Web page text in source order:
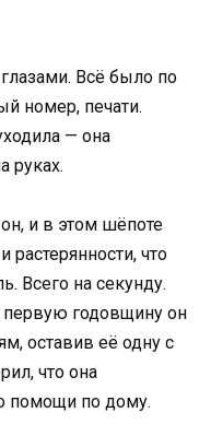
Всё было по
номер, печати.
— она
руках.
и в этом шёпоте
что
Всего на секунду.
первую годовщину он
оставив её одну с
что она
помощи по дому.